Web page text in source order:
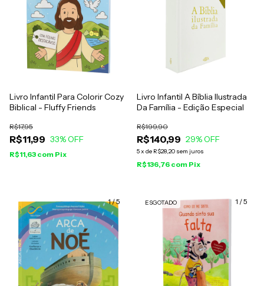
Livro Infantil Para Colorir Cozy
Biblical - Fluffy Friends
R$11,99
R$17,95
33% OFF
R$11,63 com Pix
Livro Infantil A Bíblia Ilustrada
Da Família - Edição Especial
R$140,99
R$199,90
29% OFF
5x de R$28,20 sem juros
R$136,76 com Pix
1/5 1 /5
ESGOTADO